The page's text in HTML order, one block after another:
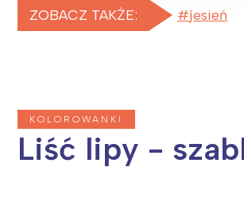
ZOBACZ TAKŻE: jesień
KOLOROWANKI
Liść lipy -